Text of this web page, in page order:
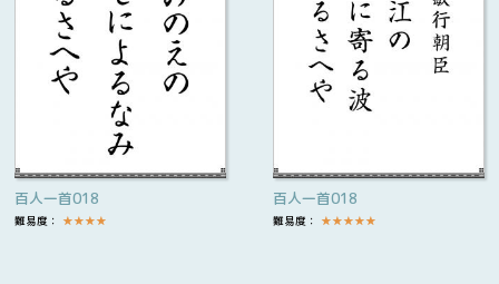
百人一首018
難易度： ★★★★
百人一首018
難易度： ★★★★★